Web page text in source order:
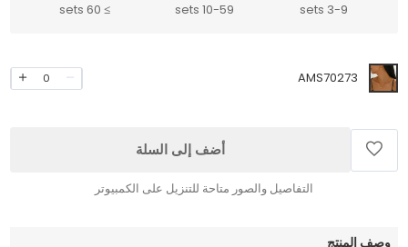
3-9 sets
10-59 sets
≥ 60 sets
AMS70273
0
أضف إلى السلة
التفاصيل والصور متاحة للتنزيل على الكمبيوتر
وصف المنتج